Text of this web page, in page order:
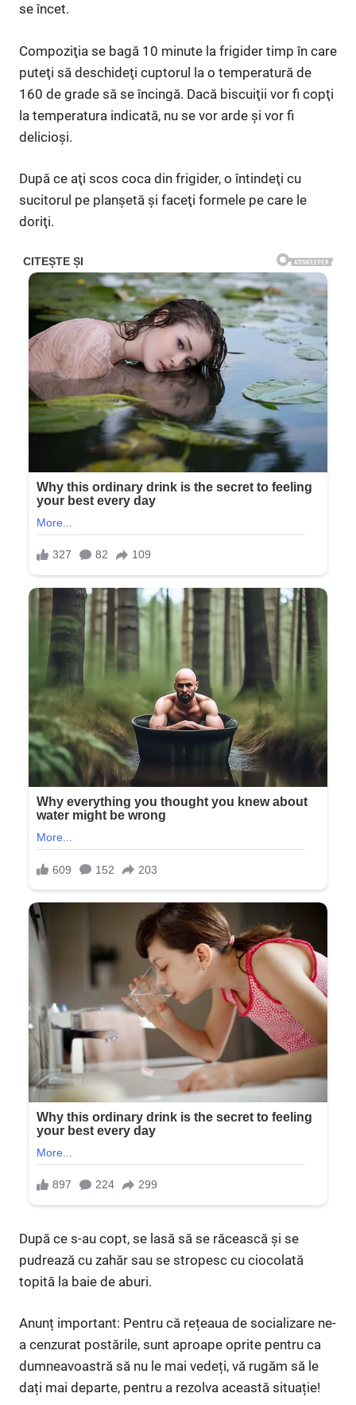
se încet.
Compoziţia se bagă 10 minute la frigider timp în care
puteţi să deschideţi cuptorul la o temperatură de
160 de grade să se încingă. Dacă biscuiţii vor fi copţi
la temperatura indicată, nu se vor arde şi vor fi
delicioşi.
După ce aţi scos coca din frigider, o întindeţi cu
sucitorul pe planşetă şi faceţi formele pe care le
doriţi.
După ce s-au copt, se lasă să se răcească şi se
pudrează cu zahăr sau se stropesc cu ciocolată
topită la baie de aburi.
Anunț important: Pentru că rețeaua de socializare ne-
a cenzurat postările, sunt aproape oprite pentru ca
dumneavoastră să nu le mai vedeți, vă rugăm să le
dați mai departe, pentru a rezolva această situație!